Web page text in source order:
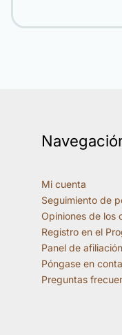
Mi cuenta
Seguimiento de
Opiniones de los
Registro en el
Panel de afiliación
Póngase en
Preguntas